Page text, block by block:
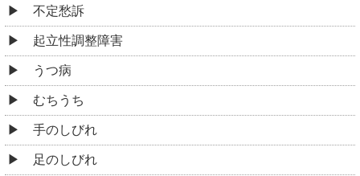
不定愁訴
起立性調整障害
うつ病
むちうち
手のしびれ
足のしびれ